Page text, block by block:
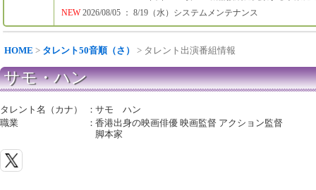
NEW2026/08/05 ： 8/19（水）システムメンテナンス
HOME > タレント50音順（さ） > タレント出演番組情報
サモ・ハン
タレント名（カナ） ：サモ ハン
職業
：香港出身の映画俳優 映画監督 アクション監督
脚本家